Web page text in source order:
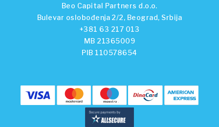
Beo Capital Partners d.o.o.
Bulevar oslobođenja 2/2, Beograd, Srbija
+381 63 217 013
MB 21365009
PIB 110578654